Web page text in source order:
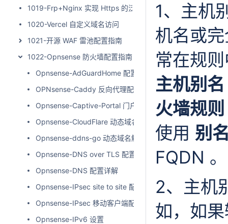
1019-Frp+Nginx 实现 Https 的泛域名访问
1020-Vercel 自定义域名访问
1021-开源 WAF 雷池配置指南
1022-Opnsense 防火墙配置指南
Opnsense-AdGuardHome 配置
OPNsense-Caddy 反向代理配置
Opnsense-Captive-Portal 门户配置
Opnsense-CloudFlare 动态域名配置 Let’s Encrypt 证书
Opnsense-ddns-go 动态域名解析配置
Opnsense-DNS over TLS 配置
Opnsense-DNS 配置详解
Opnsense-IPsec site to site 配置
Opnsense-IPsec 移动客户端配置
Opnsense-IPv6 设置
1、主机
机名或
常在规
主机别名
火墙规则
使用 别
FQDN 。
2、主机
如，如